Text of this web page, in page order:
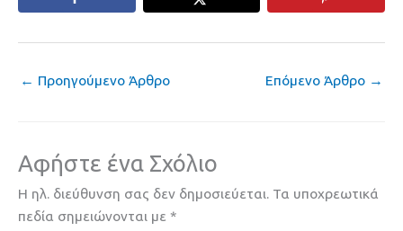
← Προηγούμενο Άρθρο Επόμενο Άρθρο →
Αφήστε ένα Σχόλιο
Η ηλ. διεύθυνση σας δεν δημοσιεύεται. Τα υποχρεωτικά
πεδία σημειώνονται με *